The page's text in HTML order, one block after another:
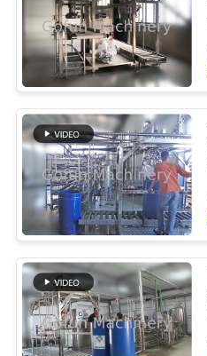
工
場
旅
行
品
質
管
理